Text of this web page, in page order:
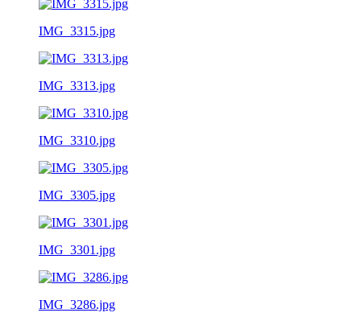
IMG_3315.jpg
IMG_3313.jpg
IMG_3310.jpg
IMG_3305.jpg
IMG_3301.jpg
IMG_3286.jpg